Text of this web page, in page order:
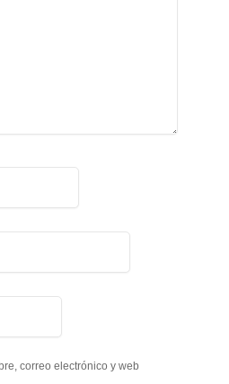
correo electrónico y web